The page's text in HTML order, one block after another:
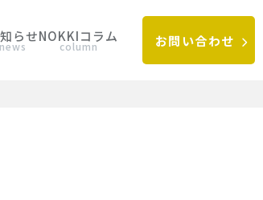
らせ
news
NOKKIコラム
column お問い合わせ